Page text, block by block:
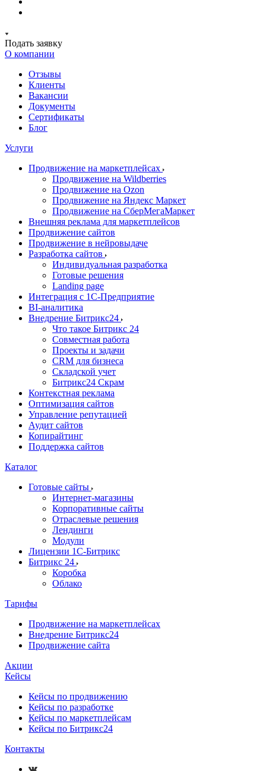
Подать заявку
О компании
Отзывы
Клиенты
Вакансии
Документы
Сертификаты
Блог
Услуги
Продвижение на маркетплейсах
Продвижение на Wildberries
Продвижение на Ozon
Продвижение на Яндекс Маркет
Продвижение на СберМегаМаркет
Внешняя реклама для маркетплейсов
Продвижение сайтов
Продвижение в нейровыдаче
Разработка сайтов
Индивидуальная разработка
Готовые решения
Landing page
Интеграция с 1С-Предприятие
BI-аналитика
Внедрение Битрикс24
Что такое Битрикс 24
Совместная работа
Проекты и задачи
СRМ для бизнеса
Складской учет
Битрикс24 Скрам
Контекстная реклама
Оптимизация сайтов
Управление репутацией
Аудит сайтов
Копирайтинг
Поддержка сайтов
Каталог
Готовые сайты
Интернет-магазины
Корпоративные сайты
Отраслевые решения
Лендинги
Модули
Лицензии 1С-Битрикс
Битрикс 24
Коробка
Облако
Тарифы
Продвижение на маркетплейсах
Внедрение Битрикс24
Продвижение сайта
Акции
Кейсы
Кейсы по продвижению
Кейсы по разработке
Кейсы по маркетплейсам
Кейсы по Битрикс24
Контакты